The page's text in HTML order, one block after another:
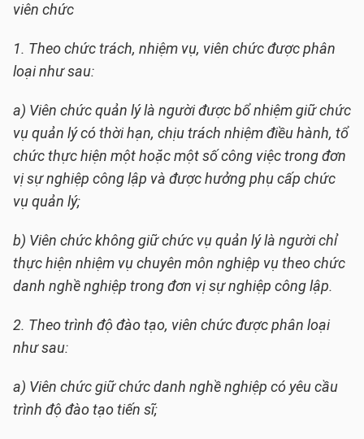
viên chức
1. Theo chức trách, nhiệm vụ, viên chức được phân
loại như sau:
a) Viên chức quản lý là người được bổ nhiệm giữ chức
vụ quản lý có thời hạn, chịu trách nhiệm điều hành, tổ
chức thực hiện một hoặc một số công việc trong đơn
vị sự nghiệp công lập và được hưởng phụ cấp chức
vụ quản lý;
b) Viên chức không giữ chức vụ quản lý là người chỉ
thực hiện nhiệm vụ chuyên môn nghiệp vụ theo chức
danh nghề nghiệp trong đơn vị sự nghiệp công lập.
2. Theo trình độ đào tạo, viên chức được phân loại
như sau:
a) Viên chức giữ chức danh nghề nghiệp có yêu cầu
trình độ đào tạo tiến sĩ;